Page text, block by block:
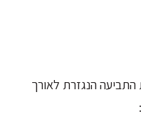
הנגזרת לאורך